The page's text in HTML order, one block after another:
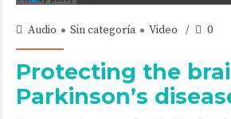
Audio Sin categoría Video 0
Protecting the
Parkinson’s